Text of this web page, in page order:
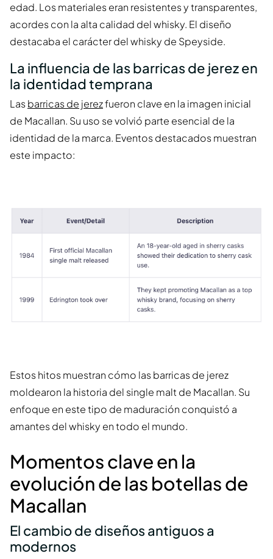
edad. Los materiales eran resistentes y transparentes,
acordes con la alta calidad del whisky. El diseño
destacaba el carácter del whisky de Speyside.
La influencia de las barricas de jerez en
la identidad temprana
Lasbarricas de jerezfueron clave en la imagen inicial
de Macallan. Su uso se volvió parte esencial de la
identidad de la marca. Eventos destacados muestran
este impacto:
Estos hitos muestran cómo las barricas de jerez
moldearon la historia del single malt de Macallan. Su
enfoque en este tipo de maduración conquistó a
amantes del whisky en todo el mundo.
Momentos clave en la
evolución de las botellas de
Macallan
El cambio de diseños antiguos a
modernos